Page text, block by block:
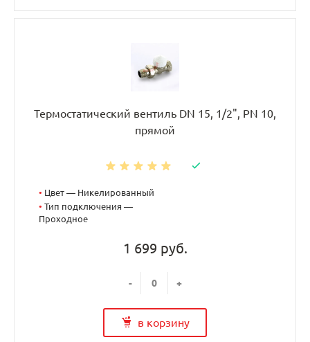
Термостатический вентиль DN 15, 1/2", PN 10,
прямой
• Цвет — Никелированный
• Тип подключения —
Проходное
1 699 руб.
- +
в корзину